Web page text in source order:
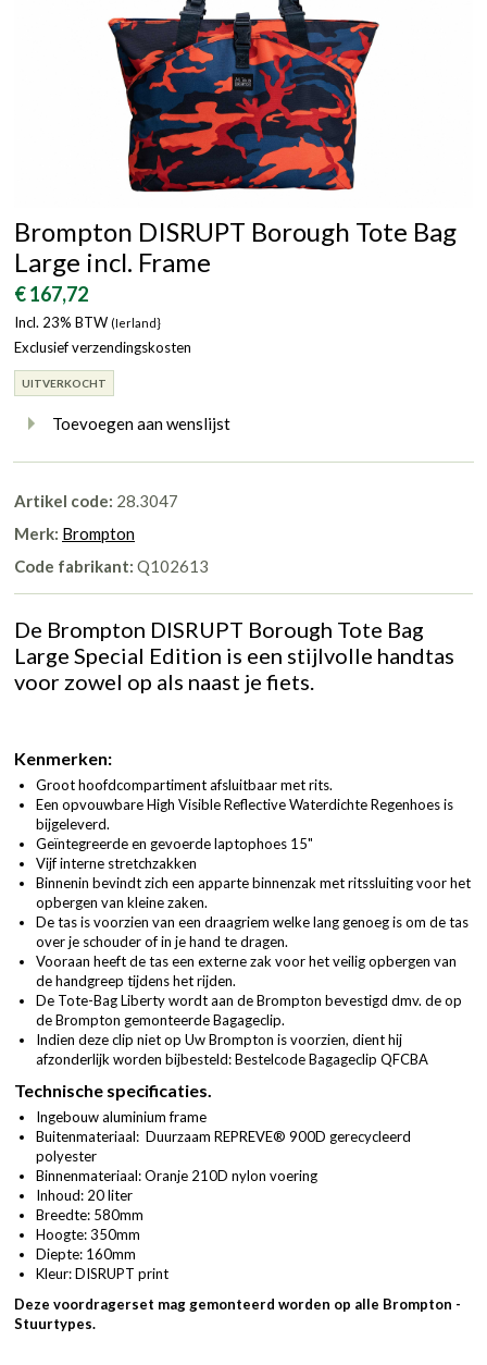
Brompton DISRUPT Borough Tote Bag
Large incl. Frame
€ 167,72
Incl. 23% BTW (Ierland}
Exclusief verzendingskosten
UITVERKOCHT
Toevoegen aan wenslijst
Artikel code: 28.3047
Merk: Brompton
Code fabrikant: Q102613
De Brompton DISRUPT Borough Tote Bag
Large Special Edition is een stijlvolle handtas
voor zowel op als naast je fiets.
Kenmerken:
Groot hoofdcompartiment afsluitbaar met rits.
Een opvouwbare High Visible Reflective Waterdichte Regenhoes is
bijgeleverd.
Geïntegreerde en gevoerde laptophoes 15"
Vijf interne stretchzakken
Binnenin bevindt zich een apparte binnenzak met ritssluiting voor het
opbergen van kleine zaken.
De tas is voorzien van een draagriem welke lang genoeg is om de tas
over je schouder of in je hand te dragen.
Vooraan heeft de tas een externe zak voor het veilig opbergen van
de handgreep tijdens het rijden.
De Tote-Bag Liberty wordt aan de Brompton bevestigd dmv. de op
de Brompton gemonteerde Bagageclip.
Indien deze clip niet op Uw Brompton is voorzien, dient hij
afzonderlijk worden bijbesteld: Bestelcode Bagageclip QFCBA
Technische specificaties.
Ingebouw aluminium frame
Buitenmateriaal: Duurzaam REPREVE® 900D gerecycleerd
polyester
Binnenmateriaal: Oranje 210D nylon voering
Inhoud: 20 liter
Breedte: 580mm
Hoogte: 350mm
Diepte: 160mm
Kleur: DISRUPT print
Deze voordragerset mag gemonteerd worden op alle Brompton -
Stuurtypes.